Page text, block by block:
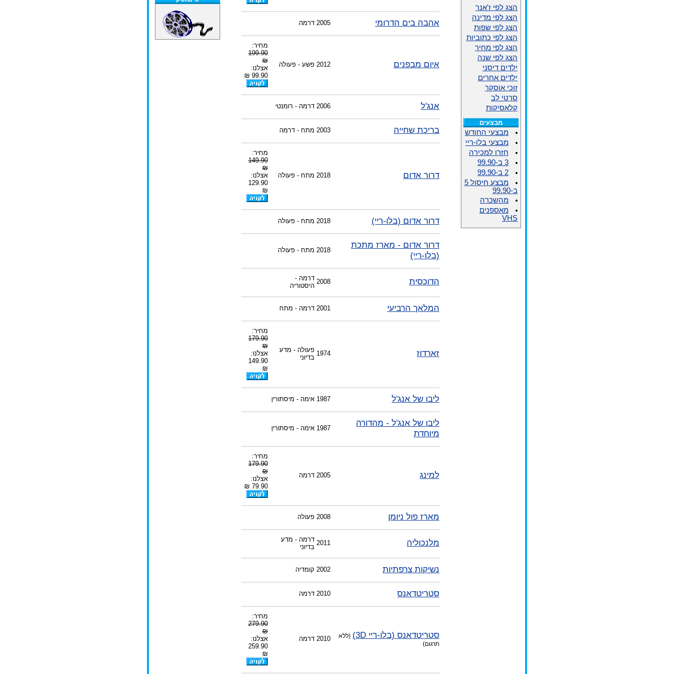
אהבה בים הדרומי 2005 דרמה
איום מבפנים 2012 פשע - פעולה
מחיר:
199.90
₪
אצלנו:
99.90 ₪
אנג'ל 2006 דרמה - רומנטי
בריכת שחייה 2003 מתח - דרמה
דרור אדום 2018 מתח - פעולה
מחיר:
149.90
₪
אצלנו:
129.90
₪
דרור אדום (בלו-ריי) 2018 מתח - פעולה
דרור אדום - מארז מתכת
(בלו-ריי)
2018 מתח - פעולה
הדוכסית 2008 דרמה -
היסטוריה
המלאך הרביעי 2001 דרמה - מתח
זארדוז 1974 פעולה - מדע
בדיוני
מחיר:
179.90
₪
אצלנו:
149.90
₪
ליבו של אנג'ל 1987 אימה - מיסתורין
ליבו של אנג'ל - מהדורה
מיוחדת
1987 אימה - מיסתורין
למינג 2005 דרמה
מחיר:
179.90
₪
אצלנו:
79.90 ₪
מארז פול ניומן 2008 פעולה
מלנכוליה 2011 דרמה - מדע
בדיוני
נשיקות צרפתיות 2002 קומדיה
סטריטדאנס 2010 דרמה
סטריטדאנס (בלו-ריי 3D)
(ללא
תרגום)
2010 דרמה
מחיר:
279.90
₪
אצלנו:
259.90
₪
הצג לפי ז'אנר
הצג לפי מדינה
הצג לפי שפות
הצג לפי כתוביות
הצג לפי מחיר
הצג לפי שנה
ילדים דיסני
ילדים אחרים
זוכי אוסקר
סרטי לב
קלאסיקות
מבצעים
מבצעי החודש
מבצעי בלו-ריי
חזרו למכירה
3 ב-99.90
2 ב-99.90
מבצע חיסול 5
ב-99.90
מהשכרה
מאספנים
VHS